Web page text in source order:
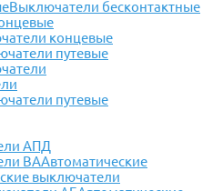
Выключатели бесконтактные
концевые
путевые
путевые
АПД
ВААвтоматические
выключатели